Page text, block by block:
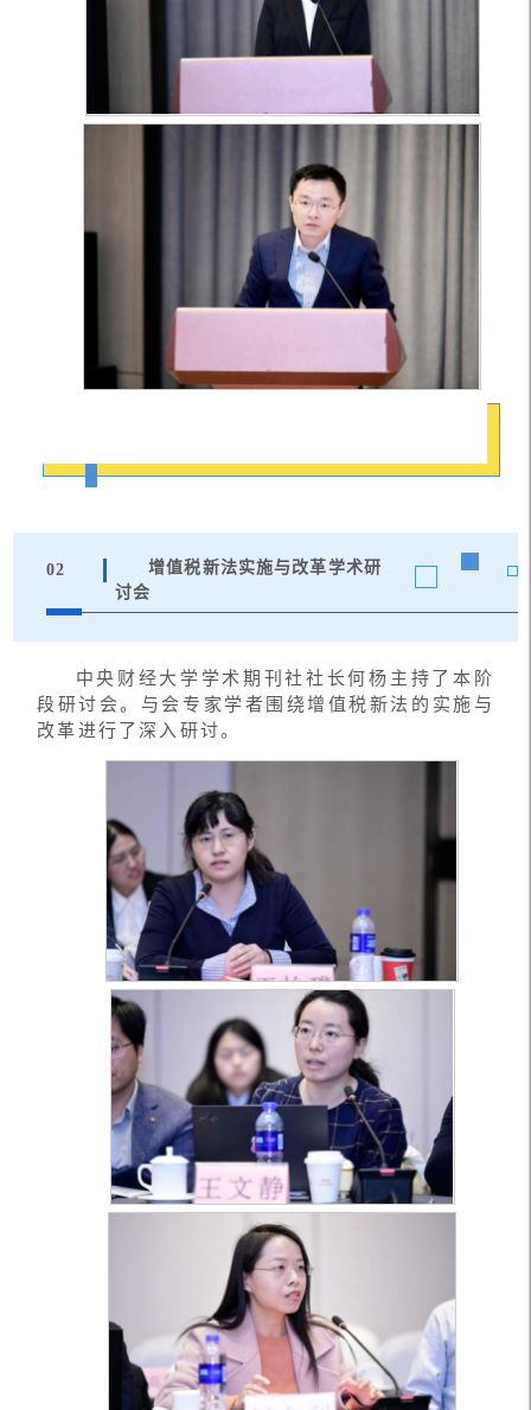
02
增值税新法实施与改革学术研
讨会
中央财经大学学术期刊社社长何杨主持了本阶
段研讨会。与会专家学者围绕增值税新法的实施与
改革进行了深入研讨。